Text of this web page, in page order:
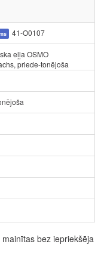
41-O0107
eļļa OSMO
priede-tonējoša
bez iepriekšēja